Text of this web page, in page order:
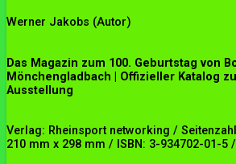
Werner Jakobs (Autor)
Das Magazin zum 100. Geburtstag von
Mönchengladbach | Offizieller Katalog
Ausstellung
Verlag: Rheinsport networking /
210 mm x 298 mm / ISBN: 3-934702-01-5